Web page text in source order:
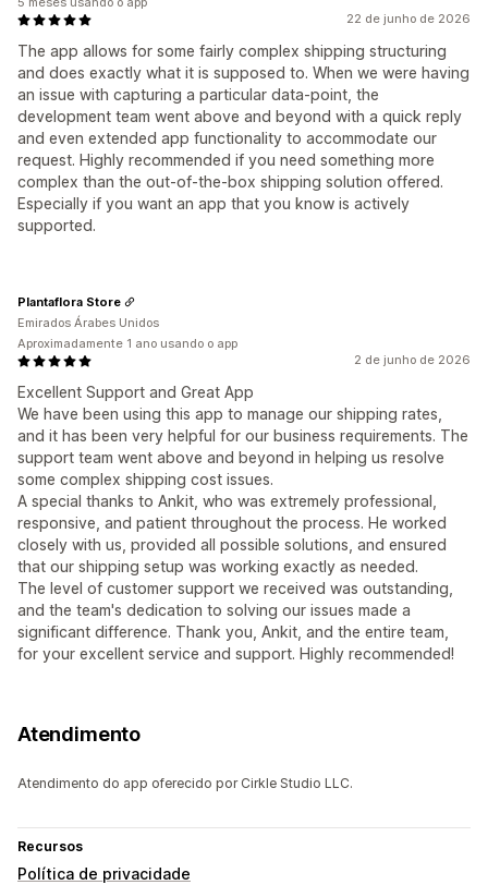
22 de junho de 2026
The app allows for some fairly complex shipping structuring
and does exactly what it is supposed to. When we were having
an issue with capturing a particular data-point, the
development team went above and beyond with a quick reply
and even extended app functionality to accommodate our
request. Highly recommended if you need something more
complex than the out-of-the-box shipping solution offered.
Especially if you want an app that you know is actively
supported.
2 de junho de 2026
Excellent Support and Great App
We have been using this app to manage our shipping rates,
and it has been very helpful for our business requirements. The
support team went above and beyond in helping us resolve
some complex shipping cost issues.
A special thanks to Ankit, who was extremely professional,
responsive, and patient throughout the process. He worked
closely with us, provided all possible solutions, and ensured
that our shipping setup was working exactly as needed.
The level of customer support we received was outstanding,
and the team's dedication to solving our issues made a
significant difference. Thank you, Ankit, and the entire team,
for your excellent service and support. Highly recommended!
Plantaflora Store
Emirados Árabes Unidos
Aproximadamente 1 ano usando o app
Atendimento
Atendimento do app oferecido por Cirkle Studio LLC.
Recursos
Política de privacidade